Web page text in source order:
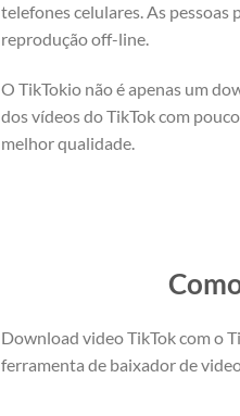
telefones celulares. As
reprodução off-line.
O TikTokio não é apenas um
dos vídeos do TikTok com
melhor qualidade.
Download video TikTok com o
ferramenta de baixador de